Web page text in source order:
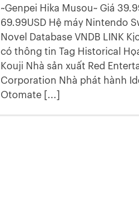
~Genpei Hika Musou~ Giá
69.99USD Hệ máy Nintendo
Novel Database VNDB LINK
có thông tin Tag Historical
Kouji Nhà sản xuất Red
Corporation Nhà phát hành
Otomate [...]